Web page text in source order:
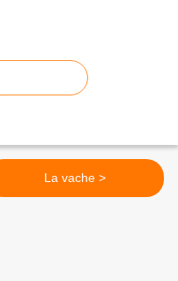
La vache >